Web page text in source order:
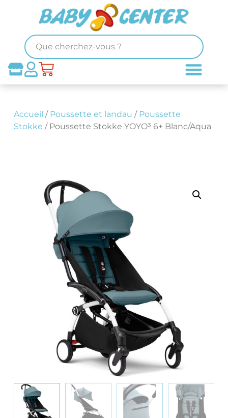
Accueil / Poussette et landau / Poussette
Stokke / Poussette Stokke YOYO³ 6+ Blanc/Aqua